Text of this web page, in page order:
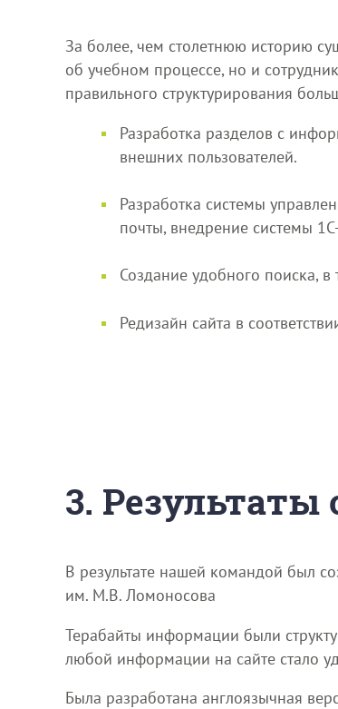
За более, чем столетнюю историю
об учебном процессе, но и
правильного структурирования
Разработка разделов с
внешних пользователей.
Разработка системы
почты, внедрение системы
Создание удобного поиска,
Редизайн сайта в
3. Результаты
В результате нашей командой был
им. М.В. Ломоносова
Терабайты информации были
любой информации на сайте стало
Была разработана англоязычная